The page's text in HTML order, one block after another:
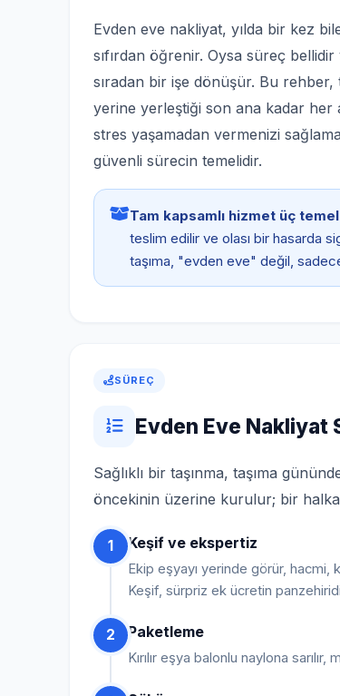
Evden eve nakliyat, yılda bir kez
sıfırdan öğrenir. Oysa süreç
sıradan bir işe dönüşür. Bu rehber,
yerine yerleştiği son ana kadar her
stres yaşamadan vermenizi
güvenli sürecin temelidir.
Tam kapsamlı hizmet üç
teslim edilir ve olası bir hasarda
taşıma, "evden eve" değil,
SÜREÇ
Evden Eve Nakliyat
Sağlıklı bir taşınma, taşıma
öncekinin üzerine kurulur; bir
1 Keşif ve ekspertiz
Ekip eşyayı yerinde görür,
Keşif, sürpriz ek ücretin
2 Paketleme
Kırılır eşya balonlu naylona